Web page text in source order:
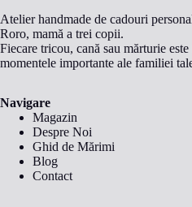
Atelier handmade de cadouri
Roro, mamă a trei copii.
Fiecare tricou, cană sau mărturie
momentele importante ale familiei
Navigare
Magazin
Despre Noi
Ghid de Mărimi
Blog
Contact